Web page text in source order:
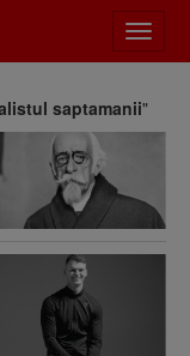
meniu
saptamanii"